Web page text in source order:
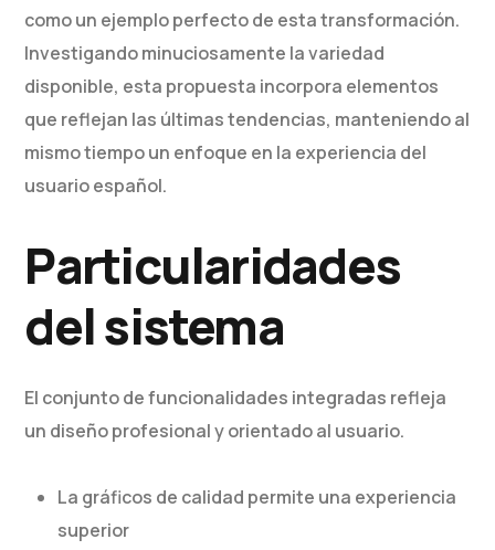
como un ejemplo perfecto de esta transformación.
Investigando minuciosamente la variedad
disponible, esta propuesta incorpora elementos
que reflejan las últimas tendencias, manteniendo al
mismo tiempo un enfoque en la experiencia del
usuario español.
Particularidades
del sistema
El conjunto de funcionalidades integradas refleja
un diseño profesional y orientado al usuario.
La gráficos de calidad permite una experiencia
superior